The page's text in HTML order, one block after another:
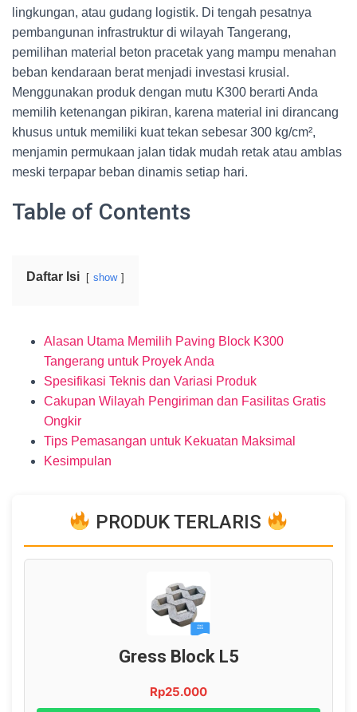
lingkungan, atau gudang logistik. Di tengah pesatnya
pembangunan infrastruktur di wilayah Tangerang,
pemilihan material beton pracetak yang mampu menahan
beban kendaraan berat menjadi investasi krusial.
Menggunakan produk dengan mutu K300 berarti Anda
memilih ketenangan pikiran, karena material ini dirancang
khusus untuk memiliki kuat tekan sebesar 300 kg/cm²,
menjamin permukaan jalan tidak mudah retak atau amblas
meski terpapar beban dinamis setiap hari.
Table of Contents
Daftar Isi show
Alasan Utama Memilih Paving Block K300
Tangerang untuk Proyek Anda
Spesifikasi Teknis dan Variasi Produk
Cakupan Wilayah Pengiriman dan Fasilitas Gratis
Ongkir
Tips Pemasangan untuk Kekuatan Maksimal
Kesimpulan
PRODUK TERLARIS
Gress Block L5
Rp25.000